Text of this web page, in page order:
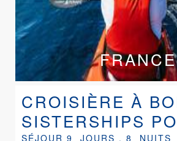
FRANCE
CROISIÈRE À
SISTERSHIPS
SÉJOUR 9 JOURS , 8 NUITS